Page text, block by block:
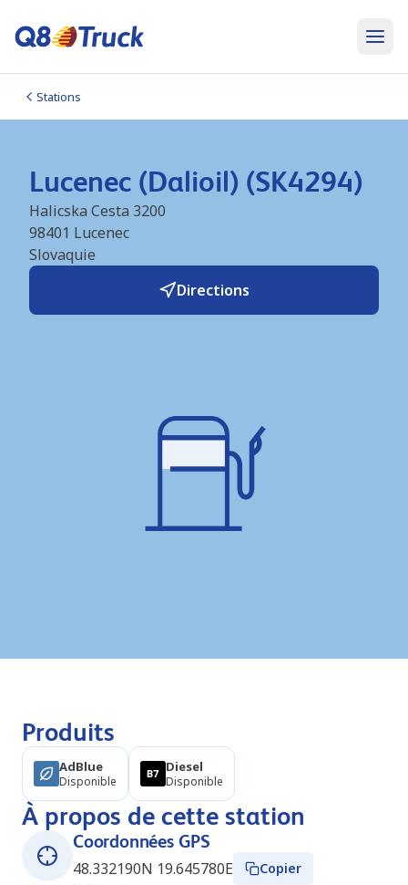
Stations
Lucenec (Dalioil) (SK4294)
Halicska Cesta 3200
98401 Lucenec
Slovaquie
Directions
Produits
AdBlue
Disponible
Diesel
Disponible
À propos de cette station
Coordonnées GPS
48.332190N 19.645780E
Copier